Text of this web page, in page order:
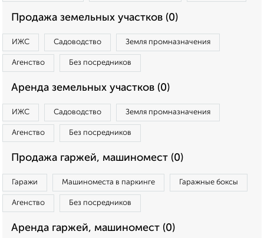
Продажа земельных участков (0)
ИЖС Садоводство Земля промназначения
Агенство Без посредников
Аренда земельных участков (0)
ИЖС Садоводство Земля промназначения
Агенство Без посредников
Продажа гаржей, машиномест (0)
Гаражи Машиноместа в паркинге Гаражные боксы
Агенство Без посредников
Аренда гаржей, машиномест (0)